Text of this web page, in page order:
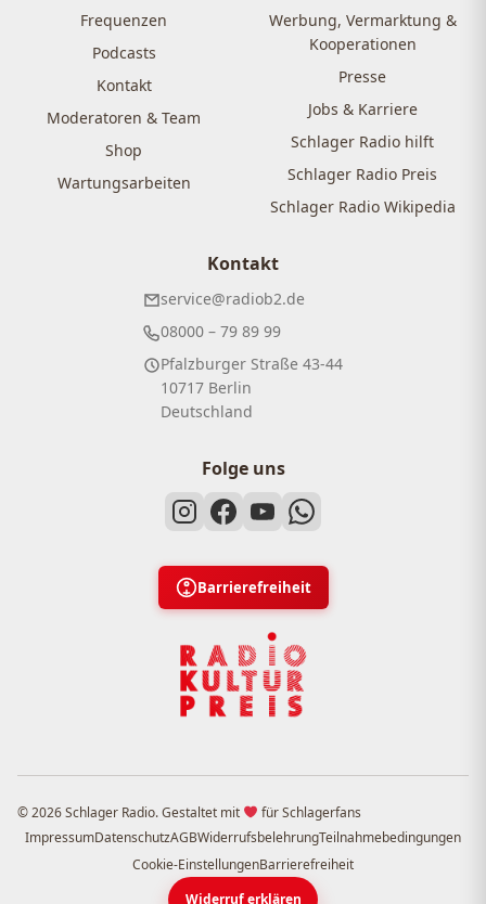
Frequenzen
Podcasts
Kontakt
Moderatoren & Team
Shop
Wartungsarbeiten
Werbung, Vermarktung &
Kooperationen
Presse
Jobs & Karriere
Schlager Radio hilft
Schlager Radio Preis
Schlager Radio Wikipedia
Kontakt
service@radiob2.de
08000 – 79 89 99
Pfalzburger Straße 43-44
10717 Berlin
Deutschland
Folge uns
Barrierefreiheit
© 2026 Schlager Radio. Gestaltet mit
für Schlagerfans
ImpressumDatenschutzAGBWiderrufsbelehrungTeilnahmebedingungen
Cookie-EinstellungenBarrierefreiheit
Widerruf erklären